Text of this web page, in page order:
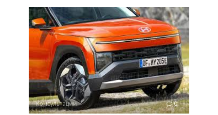
Консультации 0